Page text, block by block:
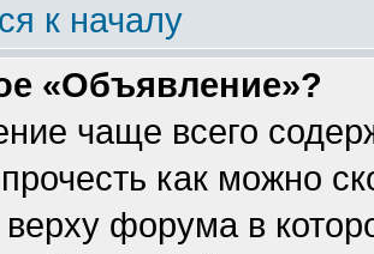
к началу
«Объявление»?
чаще всего
как можно
форума в